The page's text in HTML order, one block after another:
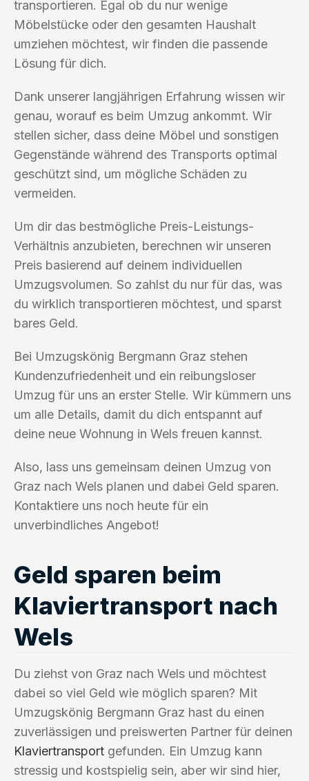
transportieren. Egal ob du nur wenige
Möbelstücke oder den gesamten Haushalt
umziehen möchtest, wir finden die passende
Lösung für dich.
Dank unserer langjährigen Erfahrung wissen wir
genau, worauf es beim Umzug ankommt. Wir
stellen sicher, dass deine Möbel und sonstigen
Gegenstände während des Transports optimal
geschützt sind, um mögliche Schäden zu
vermeiden.
Um dir das bestmögliche Preis-Leistungs-
Verhältnis anzubieten, berechnen wir unseren
Preis basierend auf deinem individuellen
Umzugsvolumen. So zahlst du nur für das, was
du wirklich transportieren möchtest, und sparst
bares Geld.
Bei Umzugskönig Bergmann Graz stehen
Kundenzufriedenheit und ein reibungsloser
Umzug für uns an erster Stelle. Wir kümmern uns
um alle Details, damit du dich entspannt auf
deine neue Wohnung in Wels freuen kannst.
Also, lass uns gemeinsam deinen Umzug von
Graz nach Wels planen und dabei Geld sparen.
Kontaktiere uns noch heute für ein
unverbindliches Angebot!
Geld sparen beim
Klaviertransport nach
Wels
Du ziehst von Graz nach Wels und möchtest
dabei so viel Geld wie möglich sparen? Mit
Umzugskönig Bergmann Graz hast du einen
zuverlässigen und preiswerten Partner für deinen
Klaviertransport gefunden. Ein Umzug kann
stressig und kostspielig sein, aber wir sind hier,